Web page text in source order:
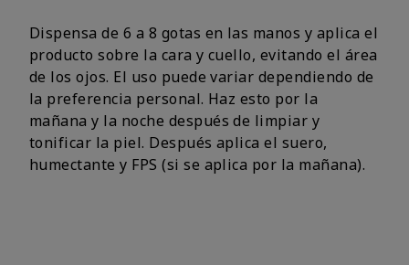
Dispensa de 6 a 8 gotas en las manos y aplica el
producto sobre la cara y cuello, evitando el área
de los ojos. El uso puede variar dependiendo de
la preferencia personal. Haz esto por la
mañana y la noche después de limpiar y
tonificar la piel. Después aplica el suero,
humectante y FPS (si se aplica por la mañana).